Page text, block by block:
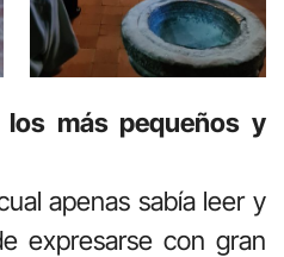
más pequeños y
apenas sabía leer y
expresarse con gran